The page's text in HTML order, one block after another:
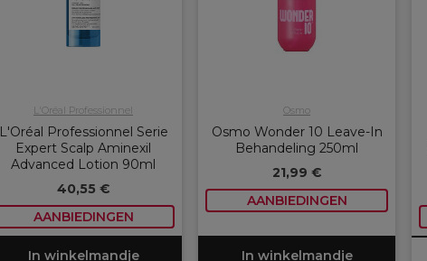
L'Oréal Professionnel
L'Oréal Professionnel Serie
Expert Scalp Aminexil
Advanced Lotion 90ml
40,55 €
AANBIEDINGEN
In winkelmandje
Osmo
Osmo Wonder 10 Leave-In
Behandeling 250ml
21,99 €
AANBIEDINGEN
In winkelmandje